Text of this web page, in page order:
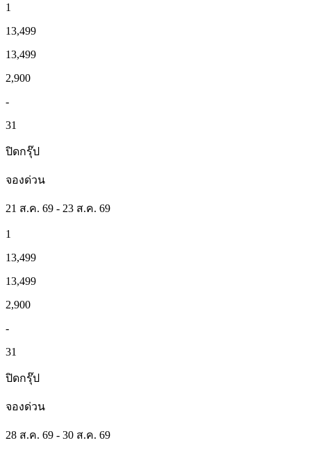
1
13,499
13,499
2,900
-
31
ปิดกรุ๊ป
จองด่วน
21 ส.ค. 69 - 23 ส.ค. 69
1
13,499
13,499
2,900
-
31
ปิดกรุ๊ป
จองด่วน
28 ส.ค. 69 - 30 ส.ค. 69